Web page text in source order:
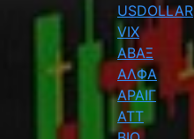
USDOLLAR
VIX
ΑΒΑΞ
ΑΛΦΑ
ΑΡΑΙΓ
ΑΤΤ